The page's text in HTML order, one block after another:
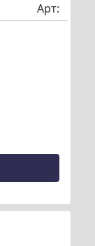
Арт: